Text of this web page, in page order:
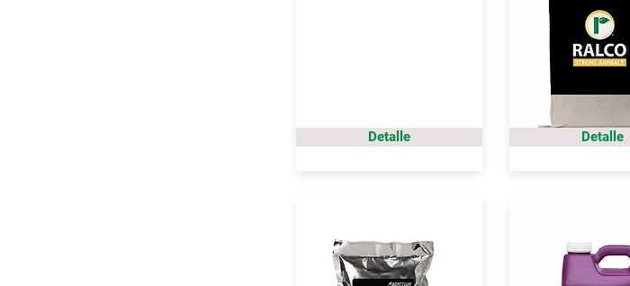
Detalle Detalle